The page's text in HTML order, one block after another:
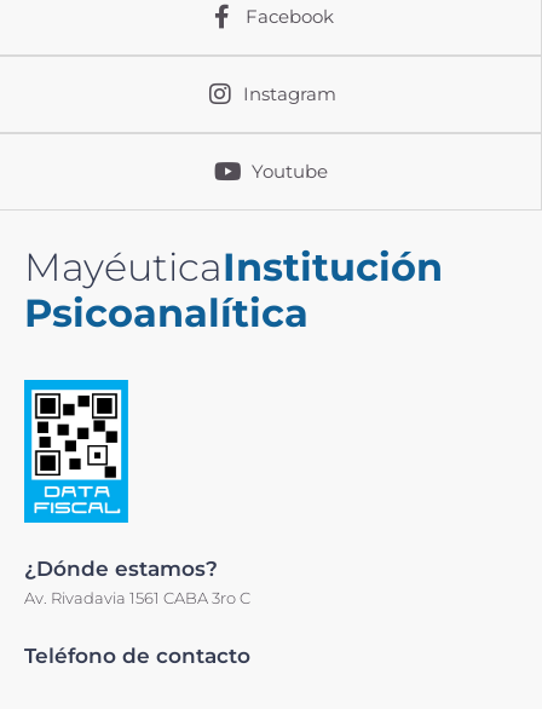
Facebook
Instagram
Youtube
MayéuticaInstitución
Psicoanalítica
¿Dónde estamos?
Av. Rivadavia 1561 CABA 3ro C
Teléfono de contacto